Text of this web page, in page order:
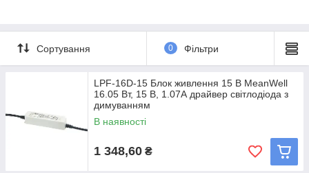
Сортування 0 Фільтри
LPF-16D-15 Блок живлення 15 В MeanWell
16.05 Вт, 15 В, 1.07А драйвер світлодіода з
димуванням
В наявності
1 348,60 ₴